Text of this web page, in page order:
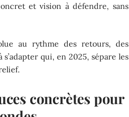
et vision à défendre, sans
au rythme des retours, des
qui, en 2025, sépare les
concrètes pour